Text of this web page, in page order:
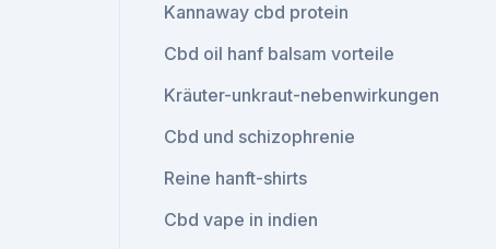
Kannaway cbd protein
Cbd oil hanf balsam vorteile
Kräuter-unkraut-nebenwirkungen
Cbd und schizophrenie
Reine hanft-shirts
Cbd vape in indien